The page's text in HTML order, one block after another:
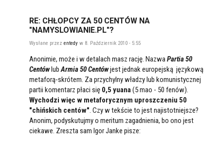
RE: CHŁOPCY ZA 50 CENTÓW NA
"NAMYSLOWIANIE.PL"?
Wysłane przez entedy w 8. Październik 2010 - 5:55
Anonimie, może i w detalach masz rację. Nazwa Partia 50
Centówlub Armia 50 Centówjest jednak europejską językową
metaforą-skrótem. Za przychylny władzy lub komunistycznej
partii komentarz płaci się 0,5 yuana (5 mao - 50 fenów).
Wychodzi więc w metaforycznym uproszczeniu 50
"chińskich centów" . Czy w tekście to jest najistotniejsze?
Anonim, podyskutujmy o meritum zagadnienia, bo ono jest
ciekawe. Zreszta sam Igor Janke pisze: